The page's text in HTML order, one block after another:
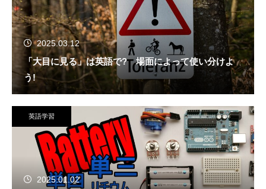
2025.03.12
「大目に見る」は英語で? 場面によって使い分けよ
う!
英語学習
2025.01.02